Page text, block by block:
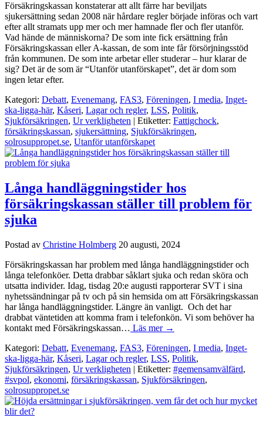
Försäkringskassan konstaterar att allt färre har beviljats
sjukersättning sedan 2008 när hårdare regler började införas och vart
efter allt stramats upp mer och mer hamnade fler och fler utanför.
Vad hände de människorna? De som inte fick ersättning från
Försäkringskassan eller A-kassan, de som inte får försörjningsstöd
från kommunen. De som inte arbetar eller studerar – hur klarar de
sig? Det är de som är “Utanför utanförskapet”, det är dom som
ingen letar efter.
Kategori: Debatt, Evenemang, FAS3, Föreningen, I media, Inget-
ska-ligga-här, Kåseri, Lagar och regler, LSS, Politik,
Sjukförsäkringen, Ur verkligheten | Etiketter: Fattigchock,
försäkringskassan, sjukersättning, Sjukförsäkringen,
solrosuppropet.se, Utanför utanförskapet
Långa handläggningstider hos
försäkringskassan ställer till problem för
sjuka
Postad av Christine Holmberg 20 augusti, 2024
Försäkringskassan har problem med långa handläggningstider och
långa telefonköer. Detta drabbar såklart sjuka och redan sköra och
utsatta individer. Idag, tisdag 20:e augusti rapporterar SVT i sina
nyhetssändningar på tv och på sin hemsida om att Försäkringskassan
har långa handläggningstider. Längre än vanligt. Och det har
drabbat väntetiden att komma fram i telefonkön. Vi som behöver ha
kontakt med Försäkringskassan… Läs mer →
Kategori: Debatt, Evenemang, FAS3, Föreningen, I media, Inget-
ska-ligga-här, Kåseri, Lagar och regler, LSS, Politik,
Sjukförsäkringen, Ur verkligheten | Etiketter: #gemensamvälfärd,
#svpol, ekonomi, försäkringskassan, Sjukförsäkringen,
solrosuppropet.se